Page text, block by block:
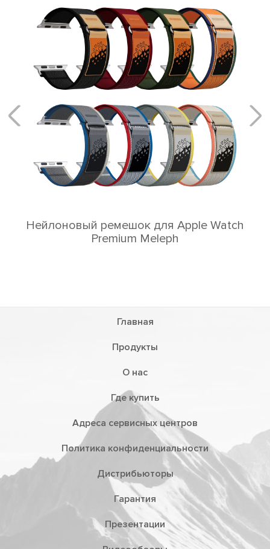
Сетевое зарядное устройство 20Вт
LJC-20-1CНовинка! Уже в
Главная
Продукты
О нас
Где купить
Адреса сервисных центров
Политика конфиденциальности
Дистрибьюторы
Гарантия
Презентации